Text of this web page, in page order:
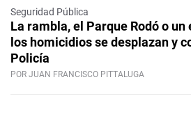
Seguridad Pública
La rambla, el Parque Rodó o
los homicidios se desplazan y
Policía
POR JUAN FRANCISCO PITTALUGA